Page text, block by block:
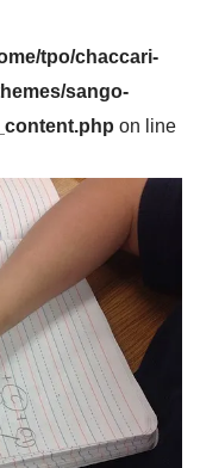
tpo/chaccari-
sango-
on line